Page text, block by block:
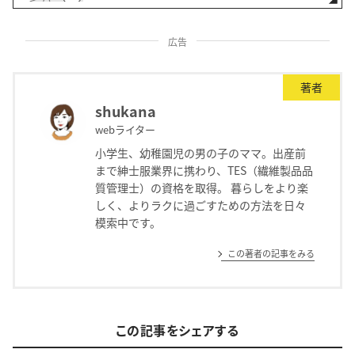
広告
著者
shukana
webライター
小学生、幼稚園児の男の子のママ。出産前
まで紳士服業界に携わり、TES（繊維製品品
質管理士）の資格を取得。 暮らしをより楽
しく、よりラクに過ごすための方法を日々
模索中です。
この著者の記事をみる
この記事をシェアする